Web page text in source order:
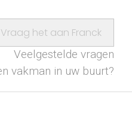
Vraag het aan Franck
Veelgestelde vragen
vakman in uw buurt?